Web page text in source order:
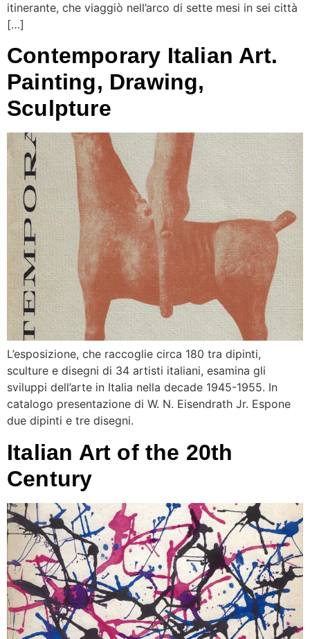
itinerante, che viaggiò nell’arco di sette mesi in sei città
[…]
Contemporary Italian Art.
Painting, Drawing,
Sculpture
L’esposizione, che raccoglie circa 180 tra dipinti,
sculture e disegni di 34 artisti italiani, esamina gli
sviluppi dell’arte in Italia nella decade 1945-1955. In
catalogo presentazione di W. N. Eisendrath Jr. Espone
due dipinti e tre disegni.
Italian Art of the 20th
Century